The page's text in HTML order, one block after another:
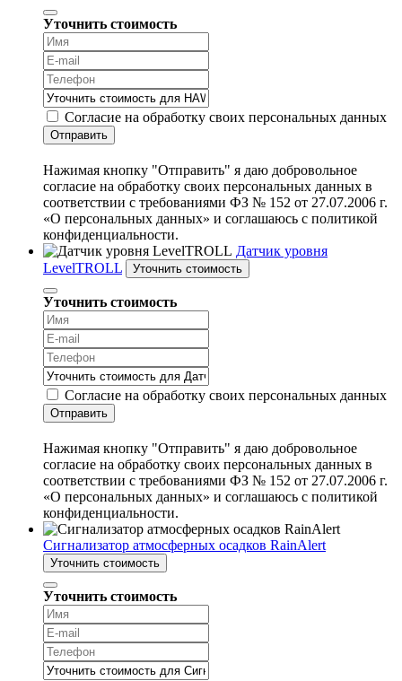
Уточнить стоимость
Согласие на обработку своих персональных данных
Отправить
Нажимая кнопку "Отправить" я даю добровольное
согласие на обработку своих персональных данных в
соответствии с требованиями ФЗ № 152 от 27.07.2006 г.
«О персональных данных» и соглашаюсь с политикой
конфиденциальности.
Датчик уровня
LevelTROLL
Уточнить стоимость
Уточнить стоимость
Согласие на обработку своих персональных данных
Отправить
Нажимая кнопку "Отправить" я даю добровольное
согласие на обработку своих персональных данных в
соответствии с требованиями ФЗ № 152 от 27.07.2006 г.
«О персональных данных» и соглашаюсь с политикой
конфиденциальности.
Сигнализатор атмосферных осадков RainAlert
Уточнить стоимость
Уточнить стоимость